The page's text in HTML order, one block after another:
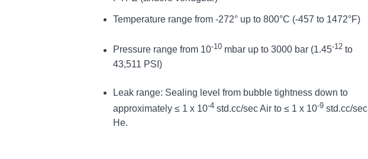
Temperature range from -272° up to 800°C (-457 to 1472°F)
Pressure range from 10-10 mbar up to 3000 bar (1.45-12 to
43,511 PSI)
Leak range: Sealing level from bubble tightness down to
approximately ≤ 1 x 10-4 std.cc/sec Air to ≤ 1 x 10-9 std.cc/sec
He.